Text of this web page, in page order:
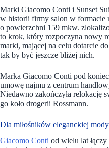
Marki Giacomo Conti i Sunset
w historii firmy salon w formacie
o powierzchni 159 mkw.
to krok, który rozpoczyna nowy
marki, mającej na celu dotarcie
tak by być jeszcze bliżej nich.
Marka Giacomo Conti pod koniec
umowę najmu z centrum
Niedawno zakończyła relokację
go koło drogerii Rossmann.
Dla miłośników eleganckiej
Giacomo Conti od wielu lat